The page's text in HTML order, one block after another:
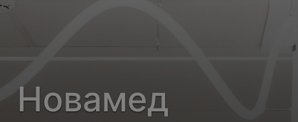
Новамед